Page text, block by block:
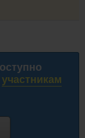
участникам